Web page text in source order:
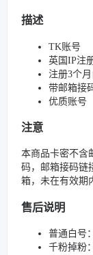
描述
TK账号
英国IP注
注册3个
带邮箱接
优质账号
注意
本商品卡密不含
码，邮箱接码链
箱，未在有效期
售后说明
普通白号
千粉掉粉